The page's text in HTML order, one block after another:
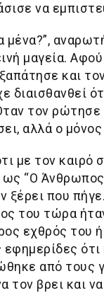
να
μένα?”,
μαγεία.
και
διαισθανθεί
τον
αλλά ο
με τον
“Ο Άνθρωπος
ξέρει που
του τώρα
εχθρός του
από τους
τον βρει και